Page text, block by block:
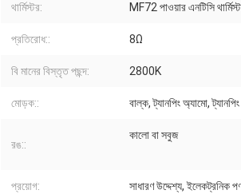
থার্মিস্টর: MF72 পাওয়ার এনটিসি
প্রতিরোধ:: 8Ω
বি মানের বিস্তৃত পছন্দ: 2800K
মোড়ক:: বাল্ক, ট্যানপিং অ্যামো,
রঙ::
কালো বা সবুজ
প্রয়োগ: সাধারণ উদ্দেশ্য, ইলেকট্রনিক